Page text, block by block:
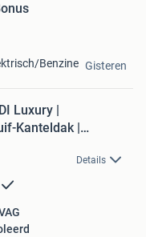
km/jr | Bonus
Benzine Gisteren
Luxury |
Kanteldak |
Details